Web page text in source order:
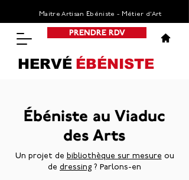
Maitre Artisan Ebéniste - Métier d’Art
PRENDRE RDV
HERVÉ ÉBÉNISTE
Ébéniste au Viaduc
des Arts
Un projet de bibliothèque sur mesure ou
de dressing ? Parlons-en